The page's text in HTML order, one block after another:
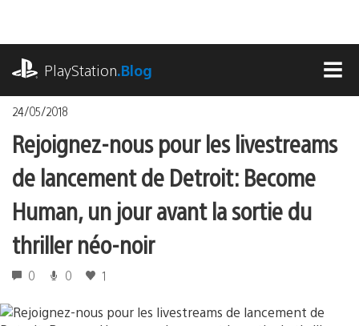
contenu
PlayStation.Blog
24/05/2018
Rejoignez-nous pour les livestreams
de lancement de Detroit: Become
Human, un jour avant la sortie du
thriller néo-noir
0 0 1